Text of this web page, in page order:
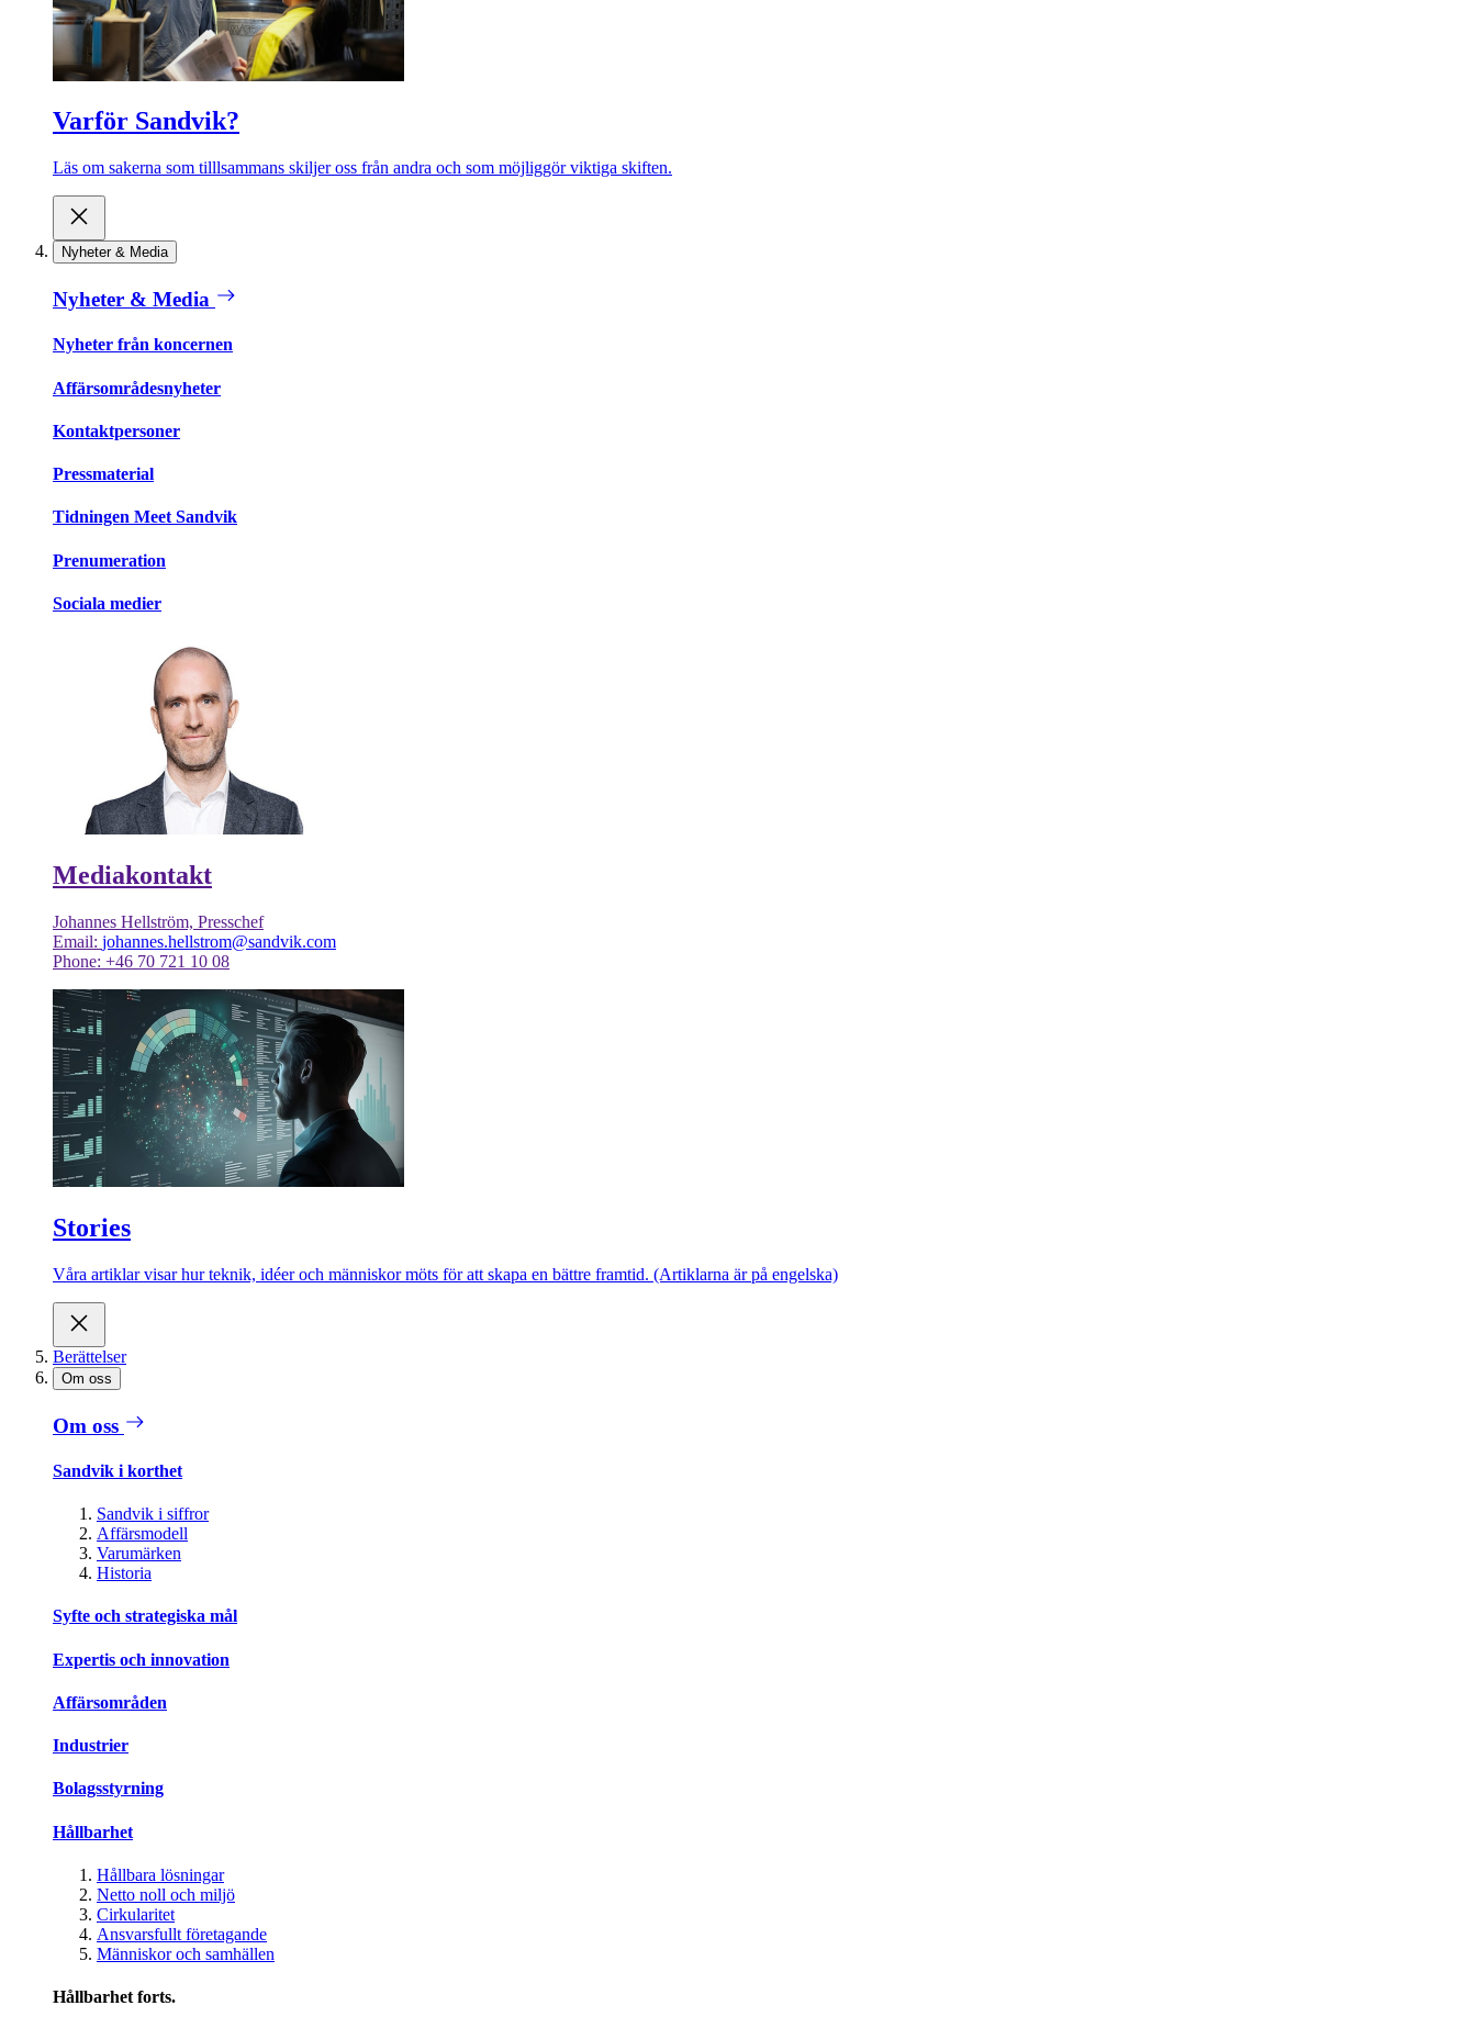
Varför Sandvik?
Läs om sakerna som tilllsammans skiljer oss från andra och som möjliggör viktiga skiften.
Nyheter & Media
Nyheter & Media
Nyheter från koncernen
Affärsområdesnyheter
Kontaktpersoner
Pressmaterial
Tidningen Meet Sandvik
Prenumeration
Sociala medier
Mediakontakt
Johannes Hellström, Presschef
Email: johannes.hellstrom@sandvik.com
Phone: +46 70 721 10 08
Stories
Våra artiklar visar hur teknik, idéer och människor möts för att skapa en bättre framtid. (Artiklarna är på engelska)
Berättelser
Om oss
Om oss
Sandvik i korthet
Sandvik i siffror
Affärsmodell
Varumärken
Historia
Syfte och strategiska mål
Expertis och innovation
Affärsområden
Industrier
Bolagsstyrning
Hållbarhet
Hållbara lösningar
Netto noll och miljö
Cirkularitet
Ansvarsfullt företagande
Människor och samhällen
Hållbarhet forts.